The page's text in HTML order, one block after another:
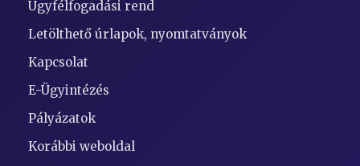
Ügyfélfogadási rend
Letölthető úrlapok, nyomtatványok
Kapcsolat
E-Ügyintézés
Pályázatok
Korábbi weboldal